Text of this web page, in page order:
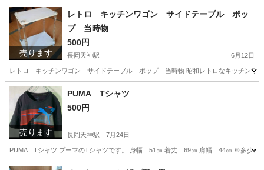
京都 長岡京市 長岡天神駅 カーディガン モスグリーン
売ります
レトロ キッチンワゴン サイドテーブル ポッ
プ 当時物
500円
長岡天神駅 6月12日
レトロ キッチンワゴン サイドテーブル ポップ 当時物 昭和レトロなキッチンワゴ
京都 長岡京市
売ります
PUMA Tシャツ
500円
長岡天神駅 7月24日
PUMA Tシャツ プーマのTシャツです。 身幅 51㎝ 着丈 69㎝ 肩幅 44㎝ ※
京都 長岡京市 長岡天神駅 Tシャツ